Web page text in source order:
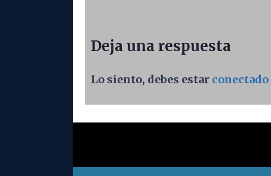
Deja una respuesta
Lo siento, debes estar conectado